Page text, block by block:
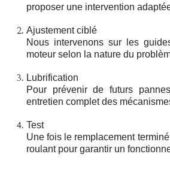
proposer une intervention
Ajustement ciblé
Nous intervenons sur les
moteur selon la nature du
Lubrification
Pour prévenir de futurs
entretien complet des
Test
Une fois le remplacement
roulant pour garantir un